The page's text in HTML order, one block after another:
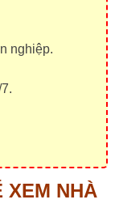
nghiệp.
XEM NHÀ